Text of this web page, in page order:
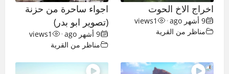
اخراج الاخ الحوت
9 أشهر ago •
1
views
مناظر من القرية
اجواء ساحرة من حزنة
(تصوير ابو بدر)
9 أشهر ago •
1
views
مناظر من القرية